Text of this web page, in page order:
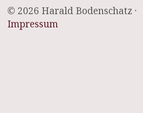
© 2026 Harald Bodenschatz ·
Impressum